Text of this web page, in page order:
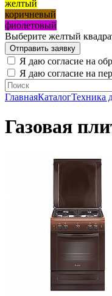
желтый
коричневый
фиолетовый
Выберите желтый
Я даю согласие на
Я даю согласие на
ГлавнаяКаталогТехника
Газовая